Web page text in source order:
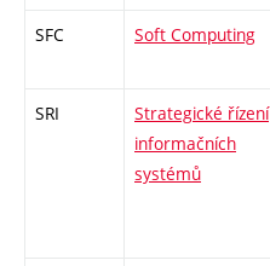
SFC Soft Computing
SRI
Strategické řízení
informačních
systémů